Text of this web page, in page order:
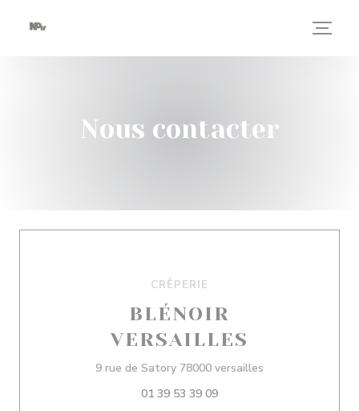
Nous contacter
CRÊPERIE
BLÉNOIR
VERSAILLES
9 rue de Satory 78000 versailles
01 39 53 39 09